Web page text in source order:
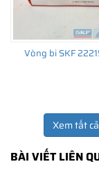
Vòng bi SKF
Xem tất
BÀI VIẾT LIÊN